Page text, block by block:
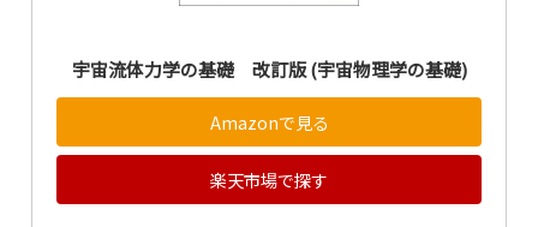
宇宙流体力学の基礎 改訂版 (宇宙物理学の基礎)
Amazonで見る
楽天市場で探す